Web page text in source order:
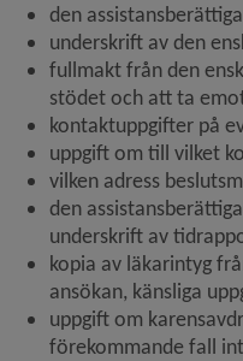
den
underskrift av den
fullmakt från den
stödet och att ta
kontaktuppgifter på
uppgift om till vilket
vilken adress
den
underskrift av
kopia av läkarintyg
ansökan, känsliga
uppgift om
förekommande fall